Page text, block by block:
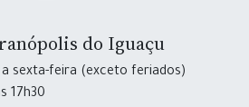
do Iguaçu
a sexta-feira (exceto feriados)
17h30